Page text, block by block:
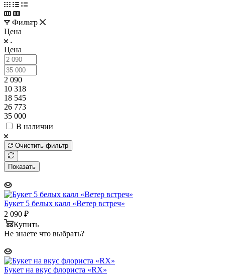
Фильтр
Цена
Цена
2 090
10 318
18 545
26 773
35 000
В наличии
Очистить фильтр
Показать
Букет 5 белых калл «Ветер встреч»
2 090 ₽
Купить
Не знаете что выбрать?
Букет на вкус флориста «RX»